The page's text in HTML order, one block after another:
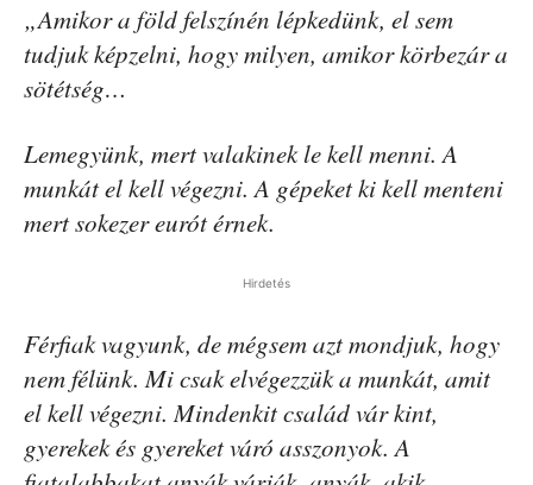
„Amikor a föld felszínén lépkedünk, el sem
tudjuk képzelni, hogy milyen, amikor körbezár a
sötétség…
Lemegyünk, mert valakinek le kell menni. A
munkát el kell végezni. A gépeket ki kell menteni
mert sokezer eurót érnek.
Hirdetés
Férfiak vagyunk, de mégsem azt mondjuk, hogy
nem félünk. Mi csak elvégezzük a munkát, amit
el kell végezni. Mindenkit család vár kint,
gyerekek és gyereket váró asszonyok. A